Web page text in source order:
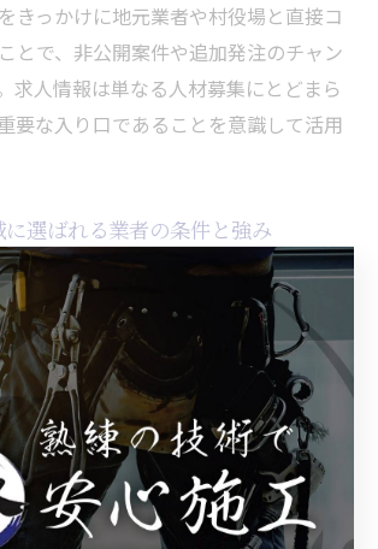
きっかけに地元業者や村役場と直接コ
とで、非公開案件や追加発注のチャン
求人情報は単なる人材募集にとどまら
要な入り口であることを意識して活用
選ばれる業者の条件と強み
土木業者になるためには、地域特有の
柔軟性と技術力が求められます。具体
地での施工経験や、地元住民・自治体と
ケーション能力が必須です。さらに、
慮など、現代の土木分野で重視される
基準となります。
みとしては、迅速な対応力、幅広い施
トワークの広さが挙げられます。例え